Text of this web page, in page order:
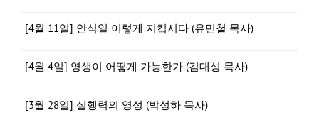
[4월 11일] 안식일 이렇게 지킵시다 (유민철 목사)
[4월 4일] 영생이 어떻게 가능한가 (김대성 목사)
[3월 28일] 실행력의 영성 (박성하 목사)